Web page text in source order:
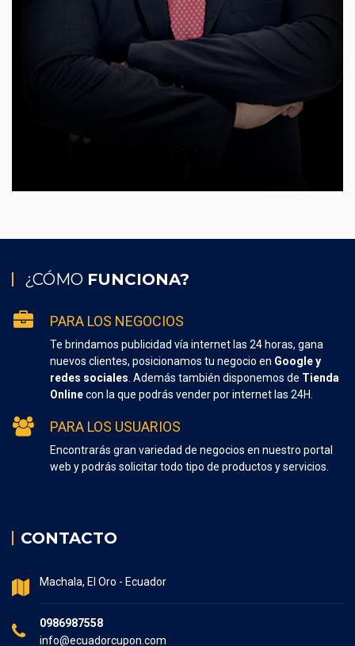
¿CÓMO FUNCIONA?
PARA LOS NEGOCIOS
Te brindamos publicidad vía internet las 24 horas, gana
nuevos clientes, posicionamos tu negocio en Google y
redes sociales . Además también disponemos de Tienda
Onlinecon la que podrás vender por internet las 24H.
PARA LOS USUARIOS
Encontrarás gran variedad de negocios en nuestro portal
web y podrás solicitar todo tipo de productos y servicios.
CONTACTO
Machala, El Oro - Ecuador
0986987558
info@ecuadorcupon.com